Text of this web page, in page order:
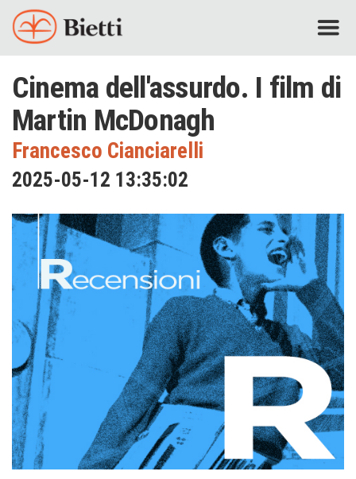
Cinema dell'assurdo. I film di
Martin McDonagh
Francesco Cianciarelli
2025-05-12 13:35:02